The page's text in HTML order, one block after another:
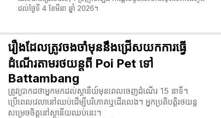
ដល់ថ្ងៃទី 4 ខែមីនា ឆ្នាំ 2026។
រឿងដែលត្រូវចងចាំមុននឹងជ្រើសយកការធ្វើ
ដំណើរតាមរថយន្តពី Poi Pet ទៅ
Battambang
ត្រូវប្រាកដថាអ្នកមកដល់ស្ថានីយ៍មុនពេលចេញដំណើរ 15 នាទី។
ប្រើពេលវេលានៅឈប់ដើម្បីបរិភោគឬដើរលេង។ អ្នកប្រតិបត្តិរថយន្ត
សម្រេចចិត្តនៅស្ថានីយឈប់នេះ។